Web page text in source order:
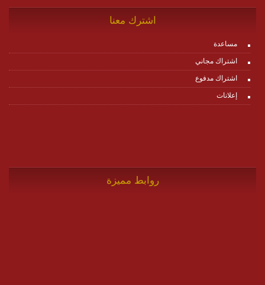
اشترك معنا
مساعدة
اشتراك مجاني
اشتراك مدفوع
إعلانات
روابط مميزة